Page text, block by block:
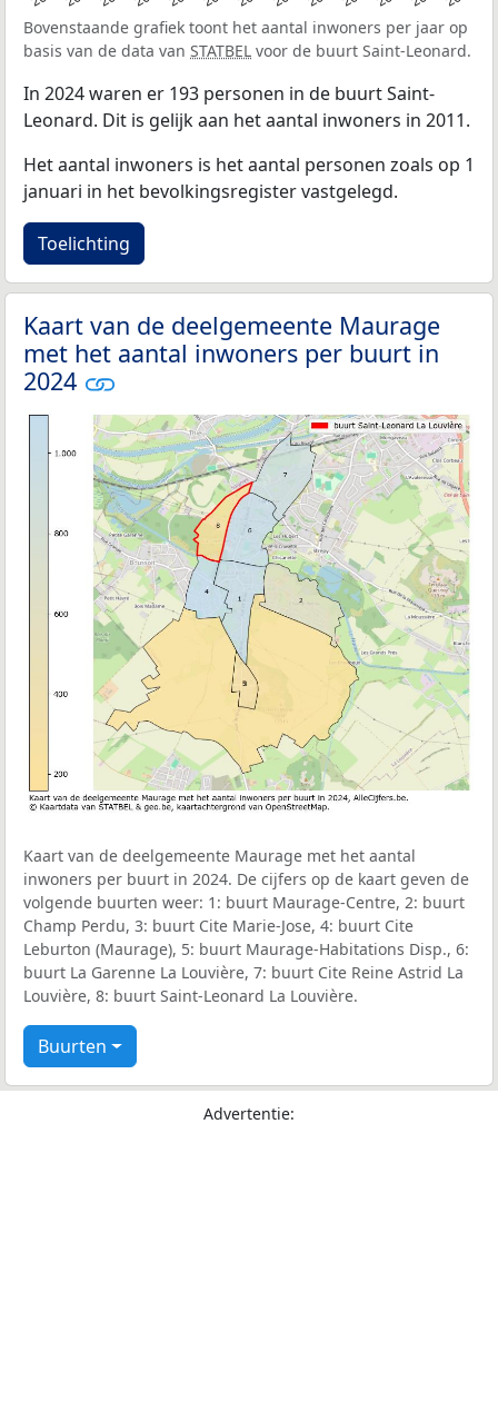
Bovenstaande grafiek toont het aantal inwoners per jaar op
basis van de data van STATBEL voor de buurt Saint-Leonard.
In 2024 waren er 193 personen in de buurt Saint-
Leonard. Dit is gelijk aan het aantal inwoners in 2011.
Het aantal inwoners is het aantal personen zoals op 1
januari in het bevolkingsregister vastgelegd.
Toelichting
Kaart van de deelgemeente Maurage
met het aantal inwoners per buurt in
2024
Kaart van de deelgemeente Maurage met het aantal
inwoners per buurt in 2024. De cijfers op de kaart geven de
volgende buurten weer: 1: buurt Maurage-Centre, 2: buurt
Champ Perdu, 3: buurt Cite Marie-Jose, 4: buurt Cite
Leburton (Maurage), 5: buurt Maurage-Habitations Disp., 6:
buurt La Garenne La Louvière, 7: buurt Cite Reine Astrid La
Louvière, 8: buurt Saint-Leonard La Louvière.
Buurten
Advertentie: